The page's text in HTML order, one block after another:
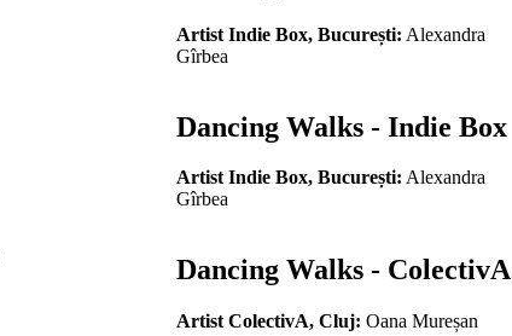
Artist Indie Box, București: Alexandra
Gîrbea
Dancing Walks - Indie Box
Artist Indie Box, București: Alexandra
Gîrbea
Dancing Walks - ColectivA
Artist ColectivA, Cluj: Oana Mureșan